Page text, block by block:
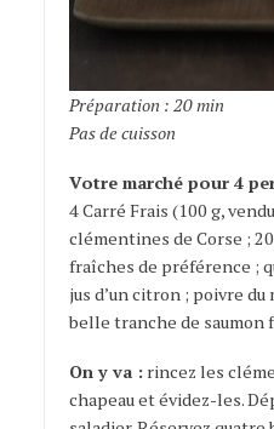
Préparation : 20 min
Pas de cuisson
Votre marché pour 4
4 Carré Frais (100 g,
clémentines de Corse ;
fraîches de préférence ;
jus d’un citron ; poivre
belle tranche de saumon
On y va : rincez les
chapeau et évidez-les.